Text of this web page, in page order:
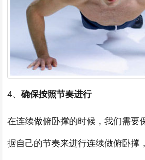
4、确保按照节奏进行
在连续做俯卧撑的时候，我们需要
据自己的节奏来进行连续做俯卧撑